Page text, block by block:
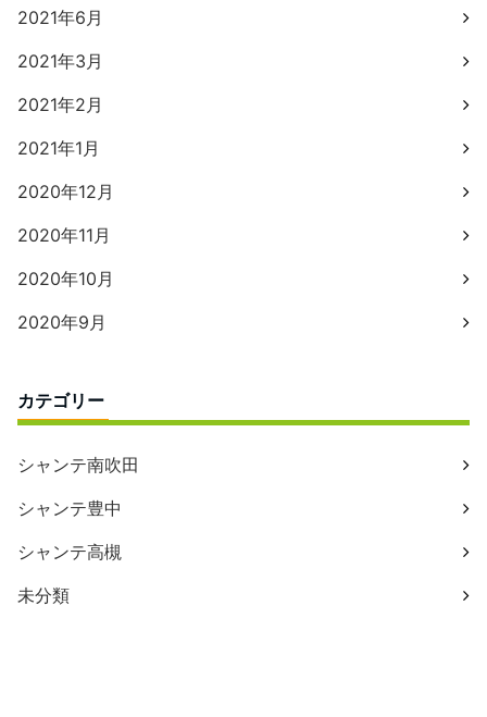
2021年6月
2021年3月
2021年2月
2021年1月
2020年12月
2020年11月
2020年10月
2020年9月
カテゴリー
シャンテ南吹田
シャンテ豊中
シャンテ高槻
未分類